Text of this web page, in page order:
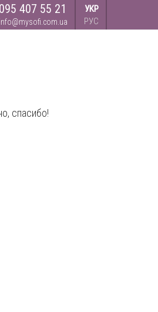
УКР
РУС
095 407 55 21
info@mysofi.com.ua
спасибо!